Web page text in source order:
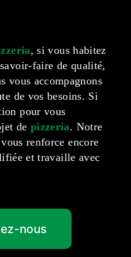
, si vous habitez
faire de qualité,
vous accompagnons
de vos besoins. Si
pour vous
de pizzeria. Notre
renforce encore
et travaille avec
nous